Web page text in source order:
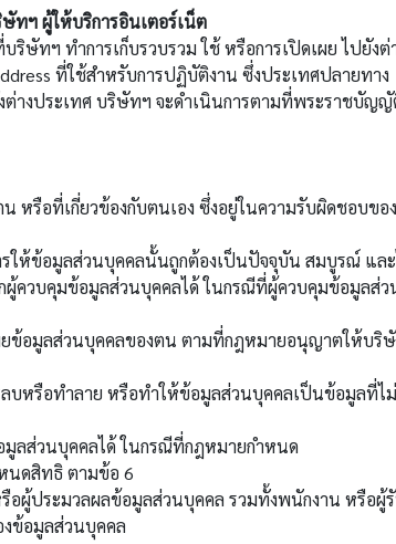
ทฯ ผู้ให้บริการอินเตอร์เน็ต
ทำการเก็บรวบรวม ใช้ หรือการเปิดเผย ไปยังต่
ที่ใช้สำหรับการปฏิบัติงาน ซึ่งประเทศปลายทาง
ระเทศ บริษัทฯ จะดำเนินการตามที่พระราชบัญญัติ
ที่เกี่ยวข้องกับตนเอง ซึ่งอยู่ในความรับผิดชอบของ
อมูลส่วนบุคคลนั้นถูกต้องเป็นปัจจุบัน สมบูรณ์ และไ
บคุมข้อมูลส่วนบุคคลได้ ในกรณีที่ผู้ควบคุมข้อมูลส่
มูลส่วนบุคคลของตน ตามที่กฎหมายอนุญาตให้บริษัท
อทำลาย หรือทำให้ข้อมูลส่วนบุคคลเป็นข้อมูลที่ไม่
ส่วนบุคคลได้ ในกรณีที่กฎหมายกำหนด
ดสิทธิ ตามข้อ 6
ระมวลผลข้อมูลส่วนบุคคล รวมทั้งพนักงาน หรือผู้รั
ข้อมูลส่วนบุคคล